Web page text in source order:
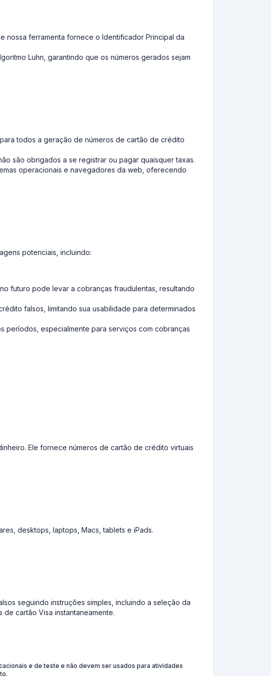
ferramenta fornece o Identificador Principal da
Luhn, garantindo que os números gerados sejam
todos a geração de números de cartão de crédito
são obrigados a se registrar ou pagar quaisquer taxas.
operacionais e navegadores da web, oferecendo
potenciais, incluindo:
futuro pode levar a cobranças fraudulentas, resultando
falsos, limitando sua usabilidade para determinados
especialmente para serviços com cobranças
Ele fornece números de cartão de crédito virtuais
desktops, laptops, Macs, tablets e iPads.
seguindo instruções simples, incluindo a seleção da
cartão Visa instantaneamente.
e de teste e não devem ser usados ​​para atividades